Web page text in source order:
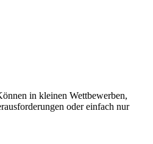
in kleinen Wettbewerben,
oder einfach nur